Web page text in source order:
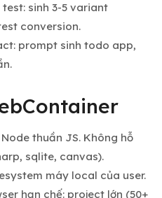
sinh 3-5 variant
conversion.
prompt sinh todo app,
thuần JS. Không hỗ
sqlite, canvas).
máy local của user.
hạn chế: project lớn (50+